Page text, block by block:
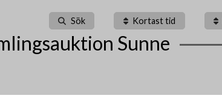
Sök Kortast tid
Sunne